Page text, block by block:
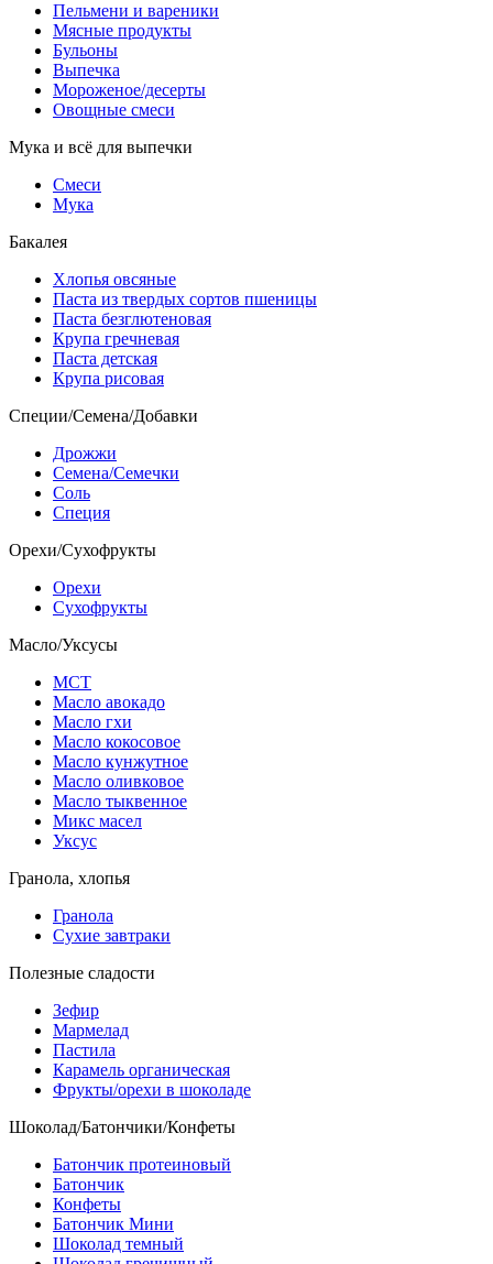
Пельмени и вареники
Мясные продукты
Бульоны
Выпечка
Мороженое/десерты
Овощные смеси
Мука и всё для выпечки
Смеси
Мука
Бакалея
Хлопья овсяные
Паста из твердых сортов пшеницы
Паста безглютеновая
Крупа гречневая
Паста детская
Крупа рисовая
Специи/Семена/Добавки
Дрожжи
Семена/Семечки
Соль
Специя
Орехи/Сухофрукты
Орехи
Сухофрукты
Масло/Уксусы
МСТ
Масло авокадо
Масло гхи
Масло кокосовое
Масло кунжутное
Масло оливковое
Масло тыквенное
Микс масел
Уксус
Гранола, хлопья
Гранола
Сухие завтраки
Полезные сладости
Зефир
Мармелад
Пастила
Карамель органическая
Фрукты/орехи в шоколаде
Шоколад/Батончики/Конфеты
Батончик протеиновый
Батончик
Конфеты
Батончик Мини
Шоколад темный